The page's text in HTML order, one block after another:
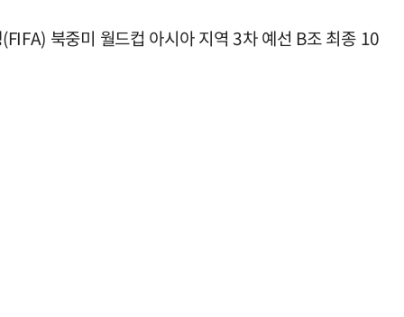
북중미 월드컵 아시아 지역 3차 예선 B조 최종 10